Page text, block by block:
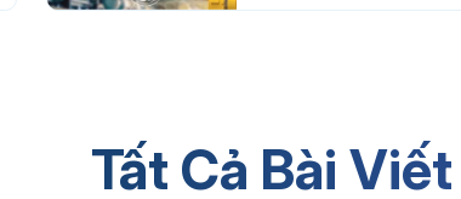
Tất Cả Bài Viết